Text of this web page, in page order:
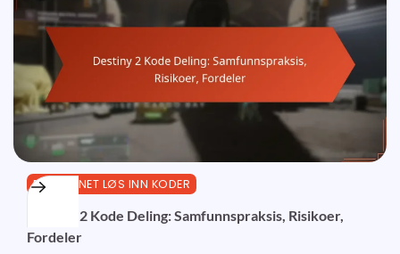
BUNGIE.NET LØS INN KODER
Destiny 2 Kode Deling: Samfunnspraksis, Risikoer,
Fordeler